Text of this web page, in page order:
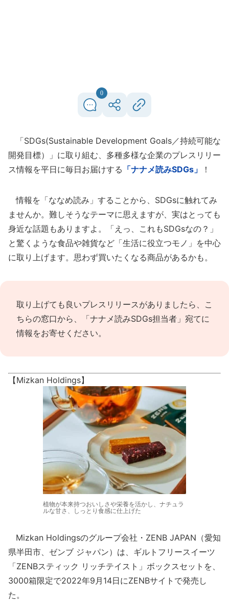
0
「SDGs(Sustainable Development Goals／持続可能な
開発目標）」に取り組む、多種多様な企業のプレスリリー
ス情報を平日に毎日お届けする 「ナナメ読みSDGs」 ！
情報を「ななめ読み」することから、SDGsに触れてみ
ませんか。難しそうなテーマに思えますが、実はとっても
身近な話題もありますよ。「えっ、これもSDGsなの？」
と驚くような食品や雑貨など「生活に役立つモノ」を中心
に取り上げます。思わず買いたくなる商品があるかも。
取り上げても良いプレスリリースがありましたら、 こ
ちらの窓口から、「ナナメ読みSDGs担当者」宛てに
情報をお寄せください。
【Mizkan Holdings】
植物が本来持つおいしさや栄養を活かし、ナチュラ
ルな甘さ、しっとり食感に仕上げた
Mizkan Holdingsのグループ会社・ZENB JAPAN（愛知
県半田市、ゼンブ ジャパン）は、ギルトフリースイーツ
「ZENBスティック リッチテイスト」ボックスセットを、
3000箱限定で2022年9月14日にZENBサイトで発売し
た。